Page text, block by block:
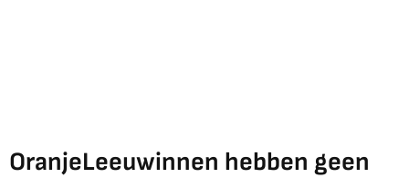
OranjeLeeuwinnen hebben geen